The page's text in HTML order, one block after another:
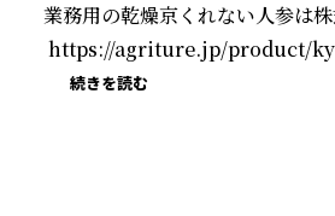
業務用の乾燥京くれない人参は
https://agriture.jp/product/
続きを読む